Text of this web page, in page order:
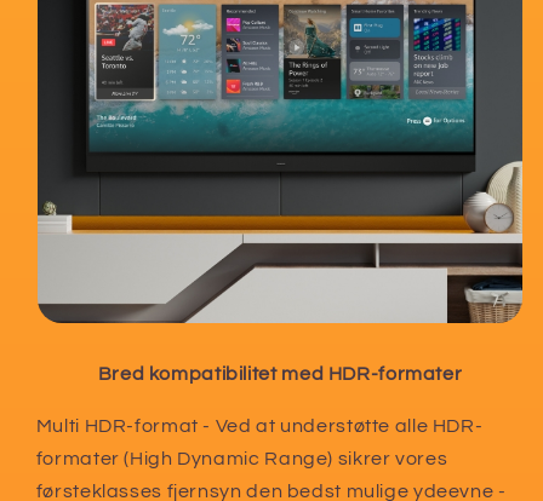
Bred kompatibilitet med HDR-formater
Multi HDR-format - Ved at understøtte alle HDR-
formater (High Dynamic Range) sikrer vores
førsteklasses fjernsyn den bedst mulige ydeevne -